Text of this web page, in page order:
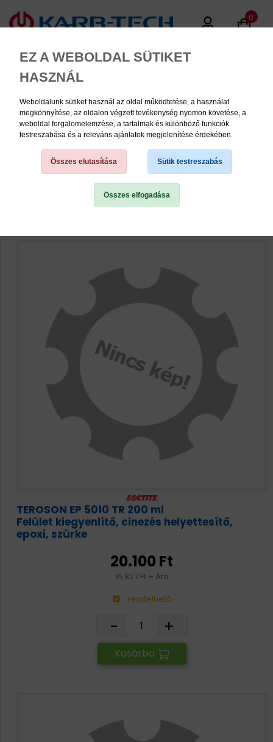
EZ A WEBOLDAL SÜTIKET
HASZNÁL
Weboldalunk sütiket használ az oldal működtetése, a használat
megkönnyítése, az oldalon végzett tevékenység nyomon követése, a
weboldal forgalomelemzése, a tartalmak és különböző funkciók
testreszabása és a releváns ajánlatok megjelenítése érdekében.
Összes elutasítása Sütik testreszabás
Összes elfogadása
0
MENU
KAPCSOLAT
Felületjavító anyagok
TEROSON EP 5010 TR 200 ml
Felület kiegyenlítő, cinezés helyettesítő,
epoxi, szürke
20.100 Ft
15.827 Ft + Áfa
rendelhető
- +
Kosárba